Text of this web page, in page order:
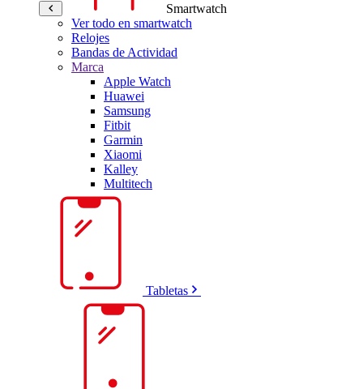
Smartwatch
Ver todo en smartwatch
Relojes
Bandas de Actividad
Marca
Apple Watch
Huawei
Samsung
Fitbit
Garmin
Xiaomi
Kalley
Multitech
Tabletas